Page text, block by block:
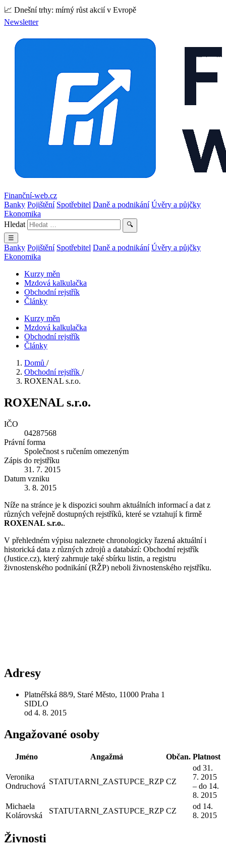
📈 Dnešní trhy: mírný růst akcií v Evropě
Newsletter
Finanční-web.cz
Banky Pojištění Spotřebitel Daně a podnikání Úvěry a půjčky
Ekonomika
Hledat
🔍
☰
Banky Pojištění Spotřebitel Daně a podnikání Úvěry a půjčky
Ekonomika
Kurzy měn
Mzdová kalkulačka
Obchodní rejstřík
Články
Kurzy měn
Mzdová kalkulačka
Obchodní rejstřík
Články
Domů /
Obchodní rejstřík /
ROXENAL s.r.o.
ROXENAL s.r.o.
IČO
04287568
Právní forma
Společnost s ručením omezeným
Zápis do rejstříku
31. 7. 2015
Datum vzniku
3. 8. 2015
Níže na stránce je k dispozici souhrn aktuálních informací a dat z
různých veřejně dostupných rejstříků, které se vztahují k firmě
ROXENAL s.r.o..
V přehledném výpisu naleznete chronologicky řazená aktuální i
historická data z různých zdrojů a databází: Obchodní rejstřík
(Justice.cz), který zahrnuje také sbírku listin, a registru
živnostenského podnikání (RŽP) neboli živnostenského rejstříku.
Adresy
Platnéřská 88/9, Staré Město, 11000 Praha 1
SIDLO
od 4. 8. 2015
Angažované osoby
Jméno Angažmá Občan. Platnost
Veronika
Ondruchová
STATUTARNI_ZASTUPCE_RZP CZ
od 31.
7. 2015
– do 14.
8. 2015
Michaela
Kolárovská
STATUTARNI_ZASTUPCE_RZP CZ
od 14.
8. 2015
Živnosti